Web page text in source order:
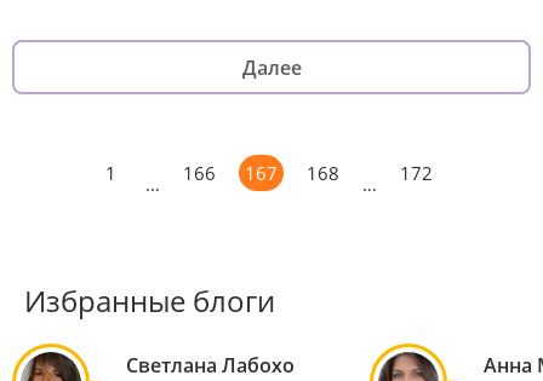
Далее
1 … 166 167 168 … 172
Избранные блоги
Светлана Лабохо Анна